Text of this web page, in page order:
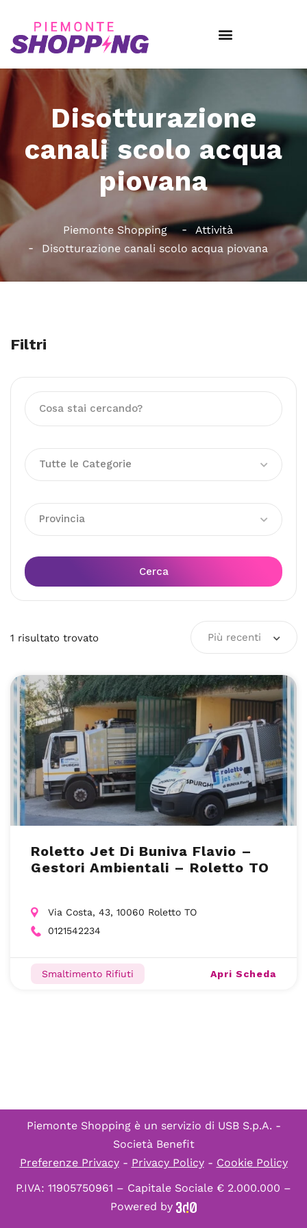
Disotturazione
canali scolo acqua
piovana
Piemonte Shopping
Attività
Disotturazione canali scolo acqua piovana
Filtri
Tutte le Categorie
Provincia
Cerca
1 risultato trovato Più recenti
Roletto Jet Di Buniva Flavio –
Gestori Ambientali – Roletto TO
Via Costa, 43, 10060 Roletto TO
0121542234
Smaltimento Rifiuti Apri Scheda
Piemonte Shopping è un servizio di USB S.p.A. -
Società Benefit
Preferenze Privacy- Privacy Policy- Cookie Policy
P.IVA: 11905750961 – Capitale Sociale € 2.000.000 –
Powered by